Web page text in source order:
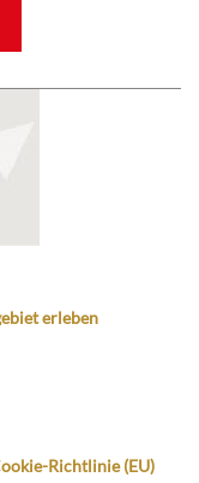
erleben
Richtlinie (EU)